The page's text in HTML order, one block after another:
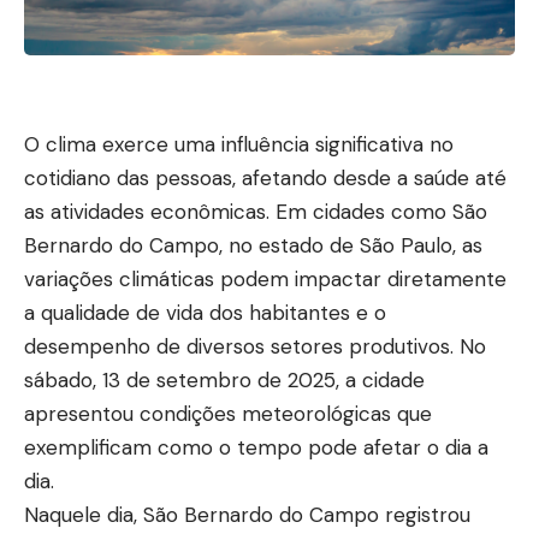
O clima exerce uma influência significativa no
cotidiano das pessoas, afetando desde a saúde até
as atividades econômicas. Em cidades como São
Bernardo do Campo, no estado de São Paulo, as
variações climáticas podem impactar diretamente
a qualidade de vida dos habitantes e o
desempenho de diversos setores produtivos. No
sábado, 13 de setembro de 2025, a cidade
apresentou condições meteorológicas que
exemplificam como o tempo pode afetar o dia a
dia.
Naquele dia, São Bernardo do Campo registrou